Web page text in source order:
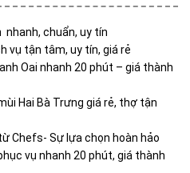
chuẩn, uy tín
vụ tận tâm, uy tín, giá rẻ
Oai nhanh 20 phút – giá thành
Hai Bà Trưng giá rẻ, thợ tận
Chefs- Sự lựa chọn hoàn hảo
vụ nhanh 20 phút, giá thành